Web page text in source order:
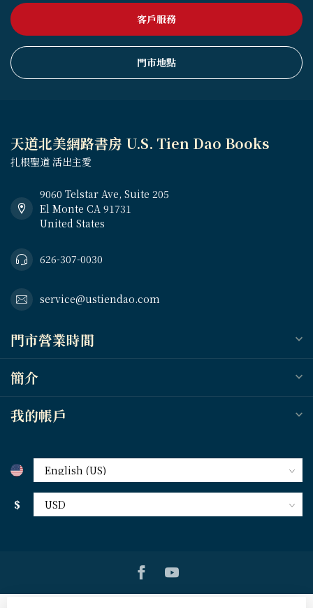
客戶服務
門市地點
天道北美網路書房 U.S. Tien Dao Books
扎根聖道 活出主愛
9060 Telstar Ave, Suite 205
El Monte CA 91731
United States
626-307-0030
service@ustiendao.com
門市營業時間
簡介
我的帳戶
$